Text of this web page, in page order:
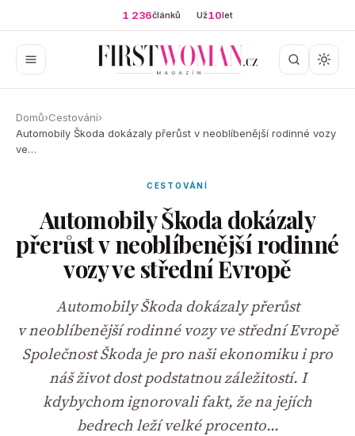
1 236článků Už10let
Domů›Cestování›
Automobily Škoda dokázaly přerůst v neoblíbenější rodinné vozy
ve…
CESTOVÁNÍ
Automobily Škoda dokázaly
přerůst v neoblíbenější rodinné
vozy ve střední Evropě
Automobily Škoda dokázaly přerůst
v neoblíbenější rodinné vozy ve střední Evropě
Společnost Škoda je pro naši ekonomiku i pro
náš život dost podstatnou záležitostí. I
kdybychom ignorovali fakt, že na jejích
bedrech leží velké procento…